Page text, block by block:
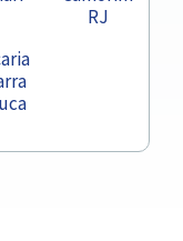
RJ